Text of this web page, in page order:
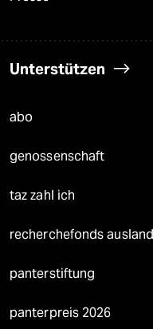
Unterstützen
abo
genossenschaft
taz zahl ich
recherchefonds ausland
panterstiftung
panterpreis 2026